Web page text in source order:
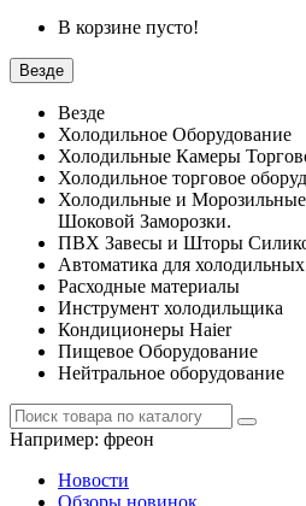
В корзине пусто!
Везде
Везде
Холодильное Оборудование
Холодильные Камеры
Холодильное торговое
Холодильные и
Шоковой Заморозки.
ПВХ Завесы и Шторы
Автоматика для
Расходные материалы
Инструмент холодильщика
Кондиционеры Haier
Пищевое Оборудование
Нейтральное оборудование
Например: фреон
Новости
Обзоры новинок